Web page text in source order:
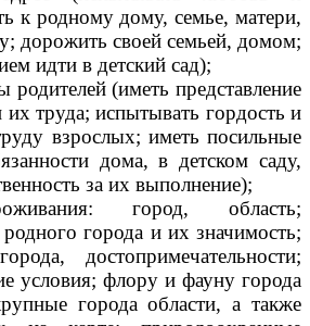
к родному дому, семье, матери,
дорожить своей семьей, домом;
идти в детский сад);
родителей (иметь представление
их труда; испытывать гордость и
взрослых; иметь посильные
дома, в детском саду,
за их выполнение);
город, область;
города и их значимость;
достопримечательности;
условия; флору и фауну города
города области, а также